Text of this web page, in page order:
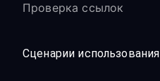
Проверка ссылок
Сценарии использования